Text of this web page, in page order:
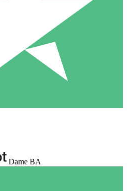
Dame BA